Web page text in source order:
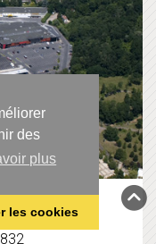
des
plus
les cookies
défi sans